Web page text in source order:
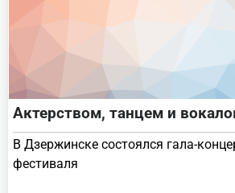
Актерством, танцем и
В Дзержинске состоялся гала-
фестиваля